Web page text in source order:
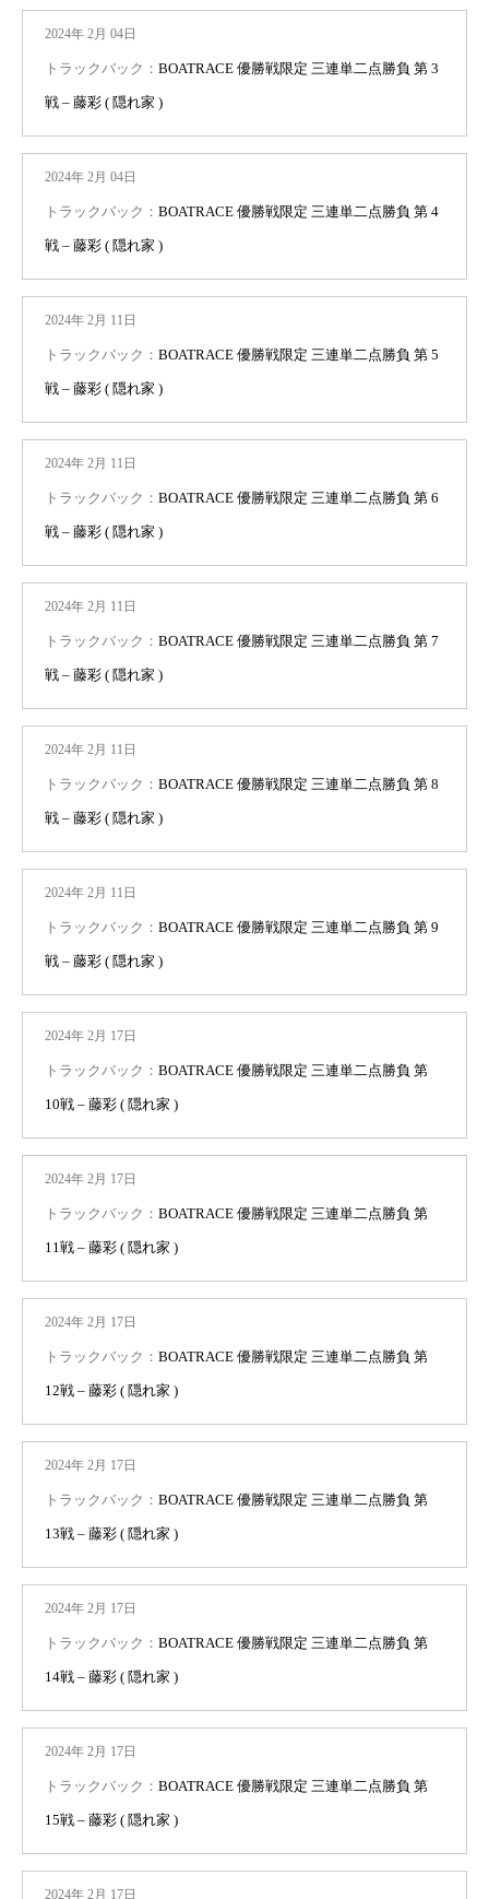
2024年 2月 04日
トラックバック： BOATRACE 優勝戦限定 三連単二点勝負 第 3
戦 – 藤彩 ( 隠れ家 )
2024年 2月 04日
トラックバック： BOATRACE 優勝戦限定 三連単二点勝負 第 4
戦 – 藤彩 ( 隠れ家 )
2024年 2月 11日
トラックバック： BOATRACE 優勝戦限定 三連単二点勝負 第 5
戦 – 藤彩 ( 隠れ家 )
2024年 2月 11日
トラックバック： BOATRACE 優勝戦限定 三連単二点勝負 第 6
戦 – 藤彩 ( 隠れ家 )
2024年 2月 11日
トラックバック： BOATRACE 優勝戦限定 三連単二点勝負 第 7
戦 – 藤彩 ( 隠れ家 )
2024年 2月 11日
トラックバック： BOATRACE 優勝戦限定 三連単二点勝負 第 8
戦 – 藤彩 ( 隠れ家 )
2024年 2月 11日
トラックバック： BOATRACE 優勝戦限定 三連単二点勝負 第 9
戦 – 藤彩 ( 隠れ家 )
2024年 2月 17日
トラックバック： BOATRACE 優勝戦限定 三連単二点勝負 第
10戦 – 藤彩 ( 隠れ家 )
2024年 2月 17日
トラックバック： BOATRACE 優勝戦限定 三連単二点勝負 第
11戦 – 藤彩 ( 隠れ家 )
2024年 2月 17日
トラックバック： BOATRACE 優勝戦限定 三連単二点勝負 第
12戦 – 藤彩 ( 隠れ家 )
2024年 2月 17日
トラックバック： BOATRACE 優勝戦限定 三連単二点勝負 第
13戦 – 藤彩 ( 隠れ家 )
2024年 2月 17日
トラックバック： BOATRACE 優勝戦限定 三連単二点勝負 第
14戦 – 藤彩 ( 隠れ家 )
2024年 2月 17日
トラックバック： BOATRACE 優勝戦限定 三連単二点勝負 第
15戦 – 藤彩 ( 隠れ家 )
2024年 2月 17日